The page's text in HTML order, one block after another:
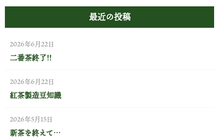
最近の投稿
二番茶終了!!
2026年6月22日
紅茶製造豆知識
2026年6月22日
新茶を終えて…
2026年5月15日